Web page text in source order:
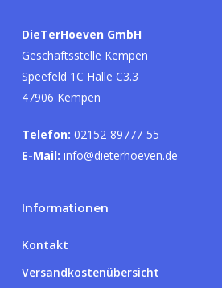
DieTerHoeven GmbH
Geschäftsstelle Kempen
Speefeld 1C Halle C3.3
47906 Kempen
Telefon: 02152-89777-55
E-Mail: info@dieterhoeven.de
Informationen
Kontakt
Versandkostenübersicht